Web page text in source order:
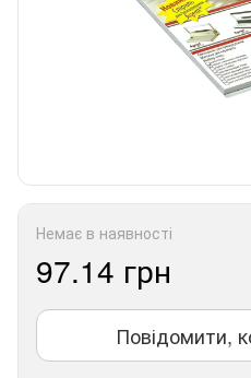
Немає в наявності
97.14 грн
Повідомити,